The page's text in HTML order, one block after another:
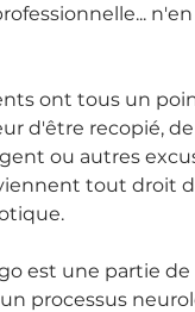
ont tous un
d'être recopié,
ou autres
tout droit
est une partie
processus